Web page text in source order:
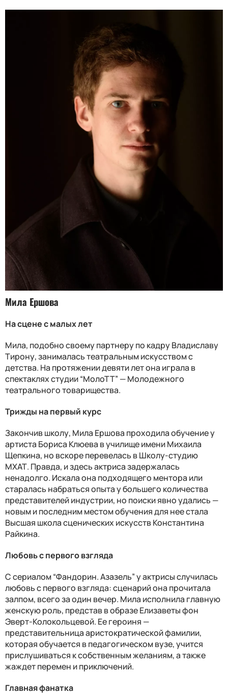
Мила Ершова
На сцене с малых лет
Мила, подобно своему партнеру по кадру Владиславу
Тирону, занималась театральным искусством с
детства. На протяжении девяти лет она играла в
спектаклях студии “МолоТТ” — Молодежного
театрального товарищества.
Трижды на первый курс
Закончив школу, Мила Ершова проходила обучение у
артиста Бориса Клюева в училище имени Михаила
Щепкина, но вскоре перевелась в Школу-студию
МХАТ. Правда, и здесь актриса задержалась
ненадолго. Искала она подходящего ментора или
старалась набраться опыта у большего количества
представителей индустрии, но поиски явно удались —
новым и последним местом обучения для нее стала
Высшая школа сценических искусств Константина
Райкина.
Любовь с первого взгляда
С сериалом “Фандорин. Азазель” у актрисы случилась
любовь с первого взгляда: сценарий она прочитала
залпом, всего за один вечер. Мила исполнила главную
женскую роль, представ в образе Елизаветы фон
Эверт-Колокольцевой. Ее героиня —
представительница аристократической фамилии,
которая обучается в педагогическом вузе, учится
прислушиваться к собственным желаниям, а также
жаждет перемен и приключений.
Главная фанатка